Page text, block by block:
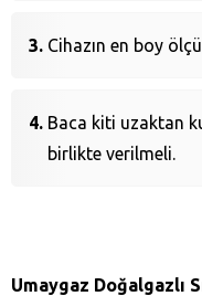
Cihazın en boy
Baca kiti uzaktan
birlikte verilmeli.
Umaygaz Doğalgazlı